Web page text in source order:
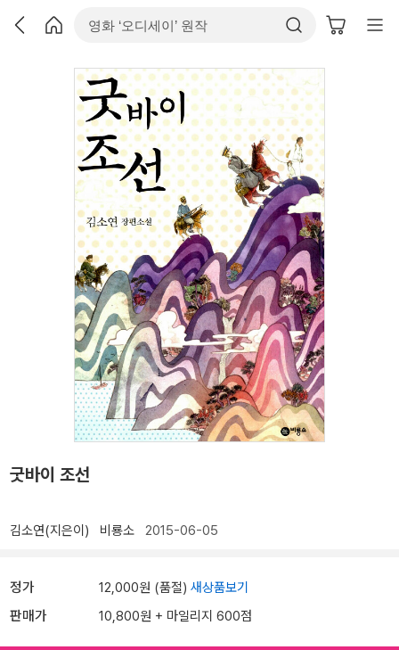
굿바이 조선
김소연(지은이) 비룡소 2015-06-05
정가 12,000원 (품절) 새상품보기
판매가 10,800원 + 마일리지 600점